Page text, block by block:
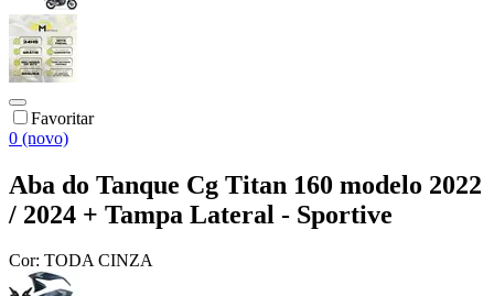
Favoritar
0 (novo)
Aba do Tanque Cg Titan 160 modelo 2022
/ 2024 + Tampa Lateral - Sportive
Cor: TODA CINZA